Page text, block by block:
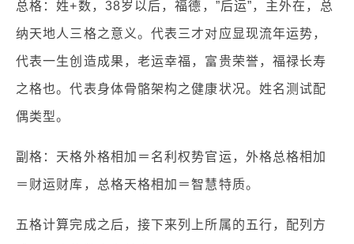
总格：姓+数，38岁以后，福德，”后运”，主外在，总
纳天地人三格之意义。代表三才对应显现流年运势，
代表一生创造成果，老运幸福，富贵荣誉，福禄长寿
之格也。代表身体骨骼架构之健康状况。姓名测试配
偶类型。
副格：天格外格相加＝名利权势官运，外格总格相加
＝财运财库，总格天格相加＝智慧特质。
五格计算完成之后，接下来列上所属的五行，配列方